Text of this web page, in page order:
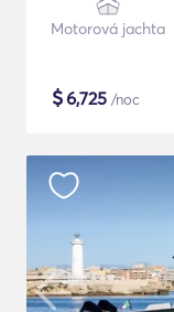
Motorová jachta
$6,725 /noc